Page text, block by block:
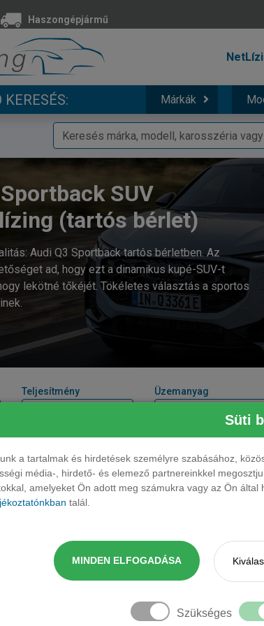
Süti
a tartalmak és hirdetések személyre szabásához,
média-, hirdető- és elemező partnereinkkel
amelyeket Ön adott meg számukra vagy az Ön
talál.
MINDEN ELFOGADÁSA
Szükséges
Haszongépjármű
KERESÉS: Márkák
SUV
(tartós bérlet)
Audi Q3 Sportback tartós bérletben. Az
ad, hogy ezt a dinamikus kupé-SUV-t
lekötné tőkéjét. Tökéletes választás a sportos
Teljesítmény Üzemanyag
TFSI S-tronic 150 LE
TDI S-tronic
TFSI quattro S-tronic 204 LE
TDI quattro S-tronic
e-hybrid 200kW S tronic PLUG IN 177 LE